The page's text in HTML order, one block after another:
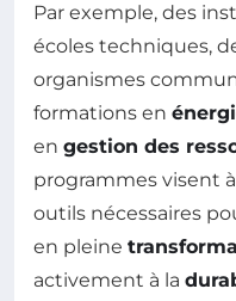
Par exemple, des
écoles techniques,
organismes
formations en
en gestion des
programmes visent
outils nécessaires
en pleine
activement à la